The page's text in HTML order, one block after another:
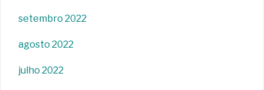
setembro 2022
agosto 2022
julho 2022